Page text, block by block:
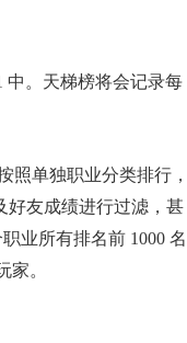
。天梯榜将会记录每
单独职业分类排行，
好友成绩进行过滤，甚
业所有排名前 1000 名
家。